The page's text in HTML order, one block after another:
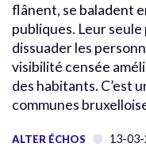
flânent, se baladent
publiques. Leur
dissuader les
visibilité censée
des habitants. C’est
communes
ALTER ÉCHOS 13-